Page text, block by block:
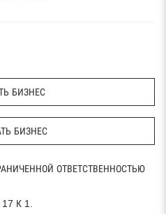
БИЗНЕС
БИЗНЕС
ОТВЕТСТВЕННОСТЬЮ
К 1.